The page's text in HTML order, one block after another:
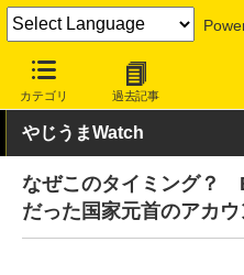
カテゴリ 過去記事
INTERNET Watch サービス/ソフ
やじうまWatch
なぜこのタイミング？
だった国家元首のアカ